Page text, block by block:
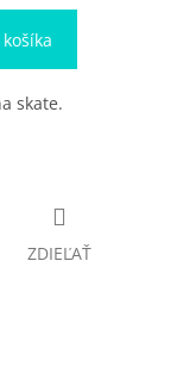
skate.
ZDIEĽAŤ